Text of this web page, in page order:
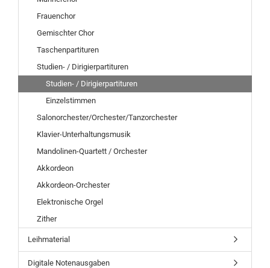
Frauenchor
Gemischter Chor
Taschenpartituren
Studien- / Dirigierpartituren
Studien- / Dirigierpartituren
Einzelstimmen
Salonorchester/Orchester/Tanzorchester
Klavier-Unterhaltungsmusik
Mandolinen-Quartett / Orchester
Akkordeon
Akkordeon-Orchester
Elektronische Orgel
Zither
Leihmaterial
Digitale Notenausgaben